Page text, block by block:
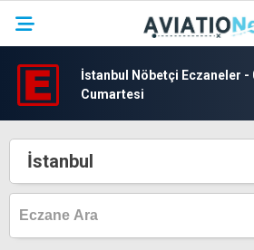
HAVACILIK
SAVUNMA
TURIZM
İstanbul Nöbetçi Eczaneler -
Cumartesi
İstanbul